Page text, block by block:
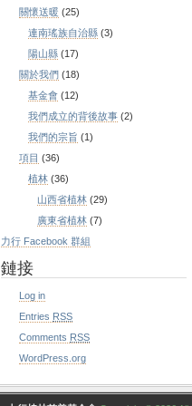
關懷送暖 (25)
連南瑤族自治縣 (3)
陽山縣 (17)
關於我們 (18)
基金會 (12)
我們成立的背後故事 (2)
我們的宗旨 (1)
項目 (36)
植林 (36)
山西省植林 (29)
廣東省植林 (7)
力行 Facebook 群組
鏈接
Log in
Entries RSS
Comments RSS
WordPress.org